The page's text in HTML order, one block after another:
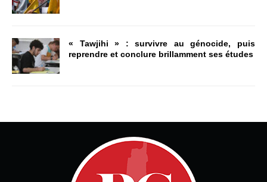
« Tawjihi » : survivre au génocide, puis
reprendre et conclure brillamment ses études